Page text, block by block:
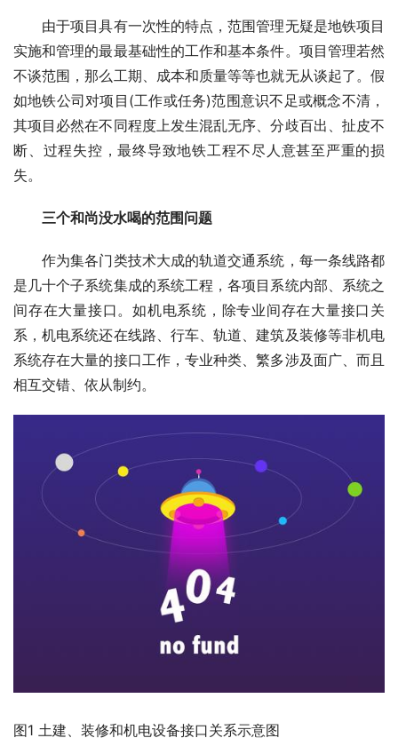
由于项目具有一次性的特点，范围管理无疑是地铁项目
实施和管理的最最基础性的工作和基本条件。项目管理若然
不谈范围，那么工期、成本和质量等等也就无从谈起了。假
如地铁公司对项目(工作或任务)范围意识不足或概念不清，
其项目必然在不同程度上发生混乱无序、分歧百出、扯皮不
断、过程失控，最终导致地铁工程不尽人意甚至严重的损
失。
三个和尚没水喝的范围问题
作为集各门类技术大成的轨道交通系统，每一条线路都
是几十个子系统集成的系统工程，各项目系统内部、系统之
间存在大量接口。如机电系统，除专业间存在大量接口关
系，机电系统还在线路、行车、轨道、建筑及装修等非机电
系统存在大量的接口工作，专业种类、繁多涉及面广、而且
相互交错、依从制约。
图1 土建、装修和机电设备接口关系示意图